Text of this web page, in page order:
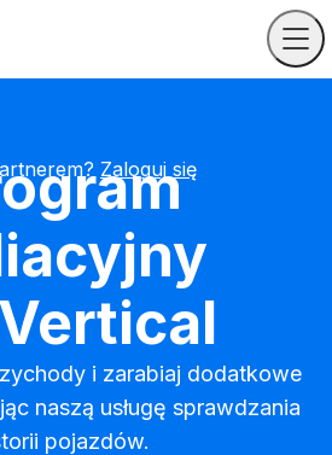
Zaloguj się
i zarabiaj dodatkowe
naszą usługę sprawdzania
pojazdów.